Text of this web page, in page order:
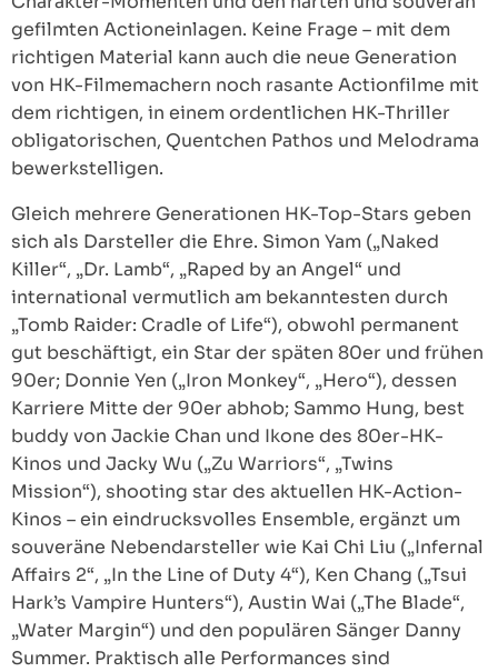
gefilmten Actioneinlagen. Keine Frage – mit dem
richtigen Material kann auch die neue Generation
von HK-Filmemachern noch rasante Actionfilme mit
dem richtigen, in einem ordentlichen HK-Thriller
obligatorischen, Quentchen Pathos und Melodrama
bewerkstelligen.
Gleich mehrere Generationen HK-Top-Stars geben
sich als Darsteller die Ehre. Simon Yam („Naked
Killer“, „Dr. Lamb“, „Raped by an Angel“ und
international vermutlich am bekanntesten durch
„Tomb Raider: Cradle of Life“), obwohl permanent
gut beschäftigt, ein Star der späten 80er und frühen
90er; Donnie Yen („Iron Monkey“, „Hero“), dessen
Karriere Mitte der 90er abhob; Sammo Hung, best
buddy von Jackie Chan und Ikone des 80er-HK-
Kinos und Jacky Wu („Zu Warriors“, „Twins
Mission“), shooting star des aktuellen HK-Action-
Kinos – ein eindrucksvolles Ensemble, ergänzt um
souveräne Nebendarsteller wie Kai Chi Liu („Infernal
Affairs 2“, „In the Line of Duty 4“), Ken Chang („Tsui
Hark’s Vampire Hunters“), Austin Wai („The Blade“,
„Water Margin“) und den populären Sänger Danny
Summer. Praktisch alle Performances sind